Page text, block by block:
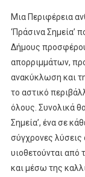
Μια Περιφέρεια
‘Πράσινα Σημεία’
Δήμους
απορριμμάτων,
ανακύκλωση και
το αστικό
όλους. Συνολικά
Σημεία’, ένα σε
σύγχρονες
υιοθετούνται από
και μέσω της